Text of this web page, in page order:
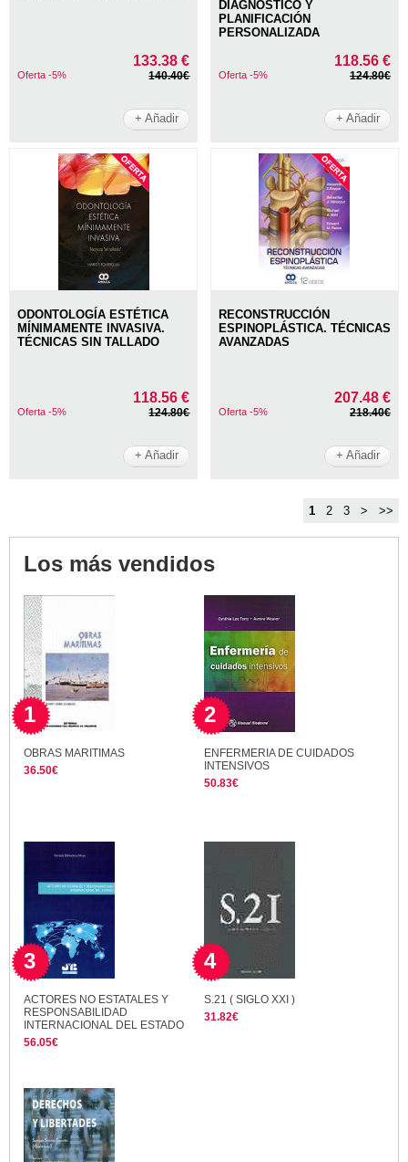
133.38 €
Oferta -5% 140.40€
+ Añadir
DIAGNÓSTICO Y
PLANIFICACIÓN
PERSONALIZADA
118.56 €
Oferta -5% 124.80€
+ Añadir
ODONTOLOGÍA ESTÉTICA
MÍNIMAMENTE INVASIVA.
TÉCNICAS SIN TALLADO
118.56 €
Oferta -5% 124.80€
+ Añadir
RECONSTRUCCIÓN
ESPINOPLÁSTICA. TÉCNICAS
AVANZADAS
207.48 €
Oferta -5% 218.40€
+ Añadir
1 2 3 > >>
Los más vendidos
1
OBRAS MARITIMAS
36.50€
2
ENFERMERIA DE CUIDADOS
INTENSIVOS
50.83€
3
ACTORES NO ESTATALES Y
RESPONSABILIDAD
INTERNACIONAL DEL ESTADO
56.05€
4
S.21 ( SIGLO XXI )
31.82€